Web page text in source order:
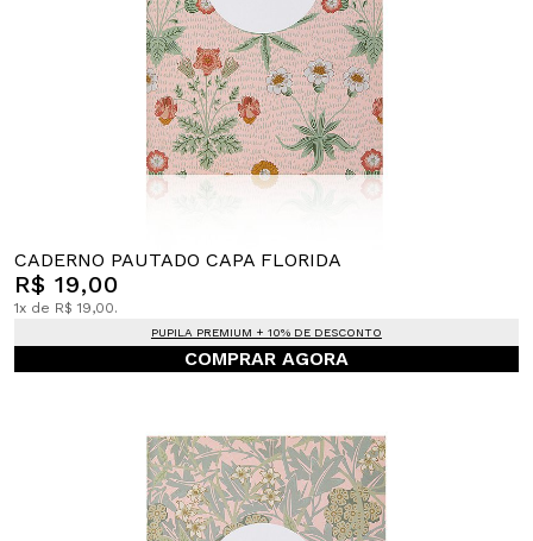
CADERNO PAUTADO CAPA FLORIDA
R$ 19,00
1x de R$ 19,00.
PUPILA PREMIUM + 10% DE DESCONTO
COMPRAR AGORA